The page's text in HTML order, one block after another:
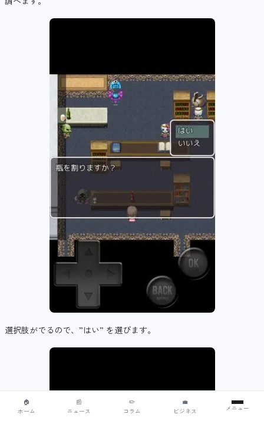
選択肢がでるので、”はい” を選びます。
🏠
ホーム
📰
ニュース
✏️
コラム
💼
ビジネス
メニュー